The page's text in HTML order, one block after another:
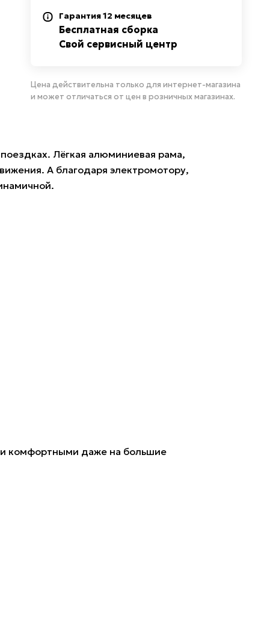
Гарантия 12 месяцев
Бесплатная сборка
Свой сервисный центр
Цена действительна только для интернет-магазина
и может отличаться от цен в розничных магазинах.
Лёгкая алюминиевая рама,
А благодаря электромотору,
комфортными даже на большие